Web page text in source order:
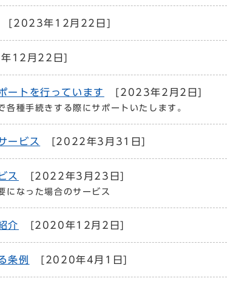
[2023年12月22日]
12月22日]
ートを行っています [2023年2月2日]
各種手続きする際にサポートいたします。
ービス [2022年3月31日]
ス [2022年3月23日]
になった場合のサービス
介 [2020年12月2日]
条例 [2020年4月1日]